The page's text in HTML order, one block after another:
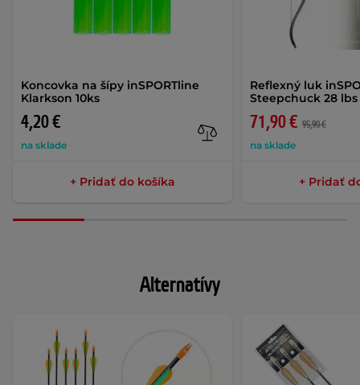
Koncovka na šípy inSPORTline
Klarkson 10ks
4,20 €
na sklade
+ Pridať do košíka
Reflexný luk
Steepchuck 28
71,90 € 95,90 €
na sklade
+ Pridať
Alternatívy